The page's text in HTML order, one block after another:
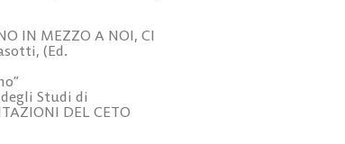
IN MEZZO A NOI, CI
(Ed.
Studi di
DEL CETO